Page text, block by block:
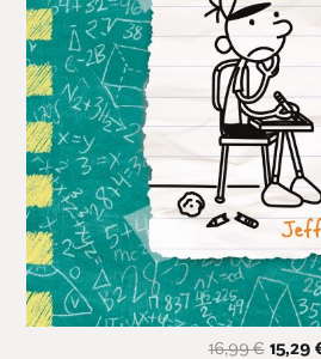
16,99€ O
15,29